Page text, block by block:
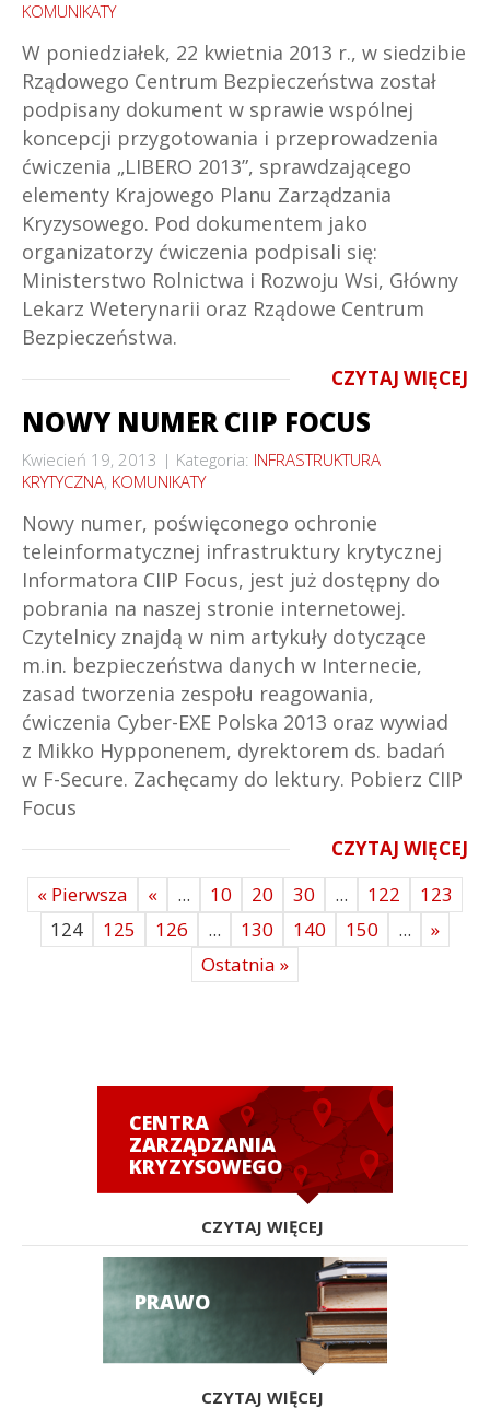
KOMUNIKATY
W poniedziałek, 22 kwietnia 2013 r., w siedzibie
Rządowego Centrum Bezpieczeństwa został
podpisany dokument w sprawie wspólnej
koncepcji przygotowania i przeprowadzenia
ćwiczenia „LIBERO 2013”, sprawdzającego
elementy Krajowego Planu Zarządzania
Kryzysowego. Pod dokumentem jako
organizatorzy ćwiczenia podpisali się:
Ministerstwo Rolnictwa i Rozwoju Wsi, Główny
Lekarz Weterynarii oraz Rządowe Centrum
Bezpieczeństwa.
CZYTAJ WIĘCEJ
NOWY NUMER CIIP FOCUS
Kwiecień 19, 2013 Kategoria: INFRASTRUKTURA
KRYTYCZNA, KOMUNIKATY
Nowy numer, poświęconego ochronie
teleinformatycznej infrastruktury krytycznej
Informatora CIIP Focus, jest już dostępny do
pobrania na naszej stronie internetowej.
Czytelnicy znajdą w nim artykuły dotyczące
m.in. bezpieczeństwa danych w Internecie,
zasad tworzenia zespołu reagowania,
ćwiczenia Cyber-EXE Polska 2013 oraz wywiad
z Mikko Hypponenem, dyrektorem ds. badań
w F-Secure. Zachęcamy do lektury. Pobierz CIIP
Focus
CZYTAJ WIĘCEJ
« Pierwsza
« ... 10 20 30 ... 122
123
124
125 126 ... 130 140 150 ...
»
Ostatnia »
CENTRA
ZARZĄDZANIA
KRYZYSOWEGO
CZYTAJ WIĘCEJ
PRAWO
CZYTAJ WIĘCEJ